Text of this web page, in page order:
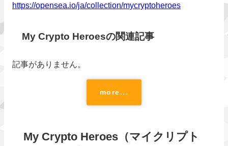
https://opensea.io/ja/collection/mycryptoheroes
My Crypto Heroesの関連記事
記事がありません。
more...
My Crypto Heroes（マイクリプト